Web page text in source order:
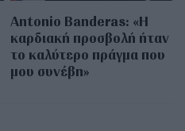
Antonio Banderas: «Η
καρδιακή προσβολή ήταν
το καλύτερο πράγμα που
μου συνέβη»